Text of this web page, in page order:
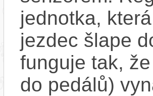
jednotka,
jezdec šlape
funguje tak,
do pedálů)